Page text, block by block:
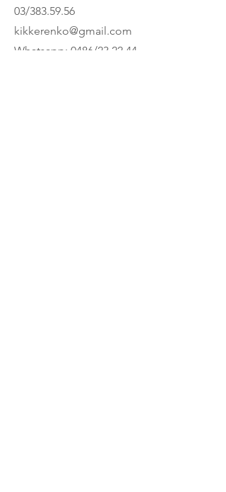
Bedlampje – 15 minuten
03/383.59.56
kikkerenko@gmail.com
Whatsapp: 0486/23.22.44